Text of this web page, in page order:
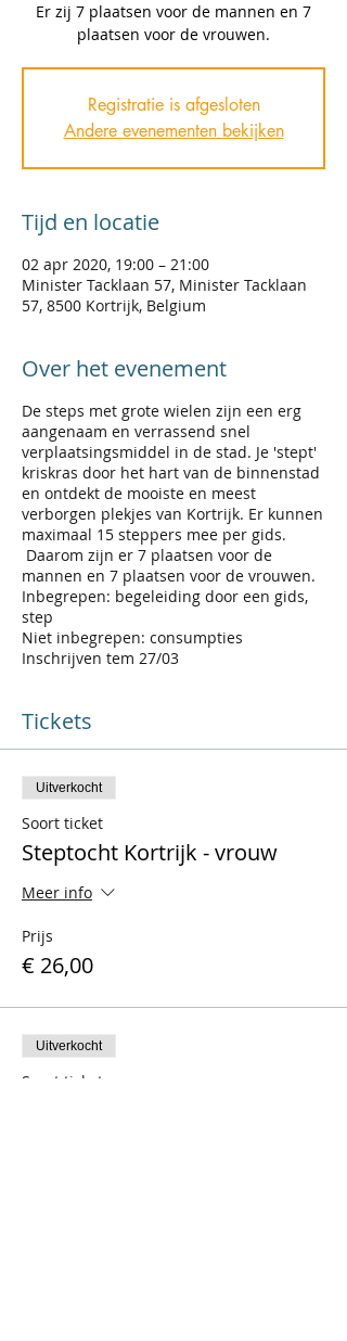
Er zij 7 plaatsen voor de mannen en 7
plaatsen voor de vrouwen.
Registratie is afgesloten
Andere evenementen bekijken
Tijd en locatie
02 apr 2020, 19:00 – 21:00
Minister Tacklaan 57, Minister Tacklaan
57, 8500 Kortrijk, Belgium
Over het evenement
De steps met grote wielen zijn een erg
aangenaam en verrassend snel
verplaatsingsmiddel in de stad. Je 'stept'
kriskras door het hart van de binnenstad
en ontdekt de mooiste en meest
verborgen plekjes van Kortrijk. Er kunnen
maximaal 15 steppers mee per gids.
Daarom zijn er 7 plaatsen voor de
mannen en 7 plaatsen voor de vrouwen.
Inbegrepen: begeleiding door een gids,
step
Niet inbegrepen: consumpties
Inschrijven tem 27/03
Tickets
Uitverkocht
Soort ticket
Steptocht Kortrijk - vrouw
Meer info
Prijs
€ 26,00
Uitverkocht
Soort ticket